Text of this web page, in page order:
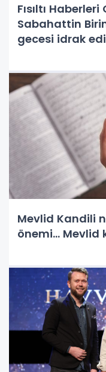
Fısıltı
Sabahattin
gecesi idrak
Mevlid Kandili
önemi... Mevlid